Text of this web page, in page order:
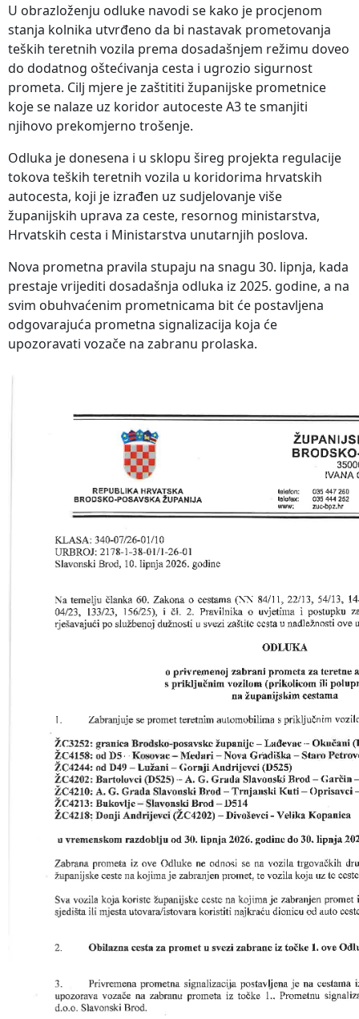
U obrazloženju odluke navodi se kako je procjenom
stanja kolnika utvrđeno da bi nastavak prometovanja
teških teretnih vozila prema dosadašnjem režimu doveo
do dodatnog oštećivanja cesta i ugrozio sigurnost
prometa. Cilj mjere je zaštititi županijske prometnice
koje se nalaze uz koridor autoceste A3 te smanjiti
njihovo prekomjerno trošenje.
Odluka je donesena i u sklopu šireg projekta regulacije
tokova teških teretnih vozila u koridorima hrvatskih
autocesta, koji je izrađen uz sudjelovanje više
županijskih uprava za ceste, resornog ministarstva,
Hrvatskih cesta i Ministarstva unutarnjih poslova.
Nova prometna pravila stupaju na snagu 30. lipnja, kada
prestaje vrijediti dosadašnja odluka iz 2025. godine, a na
svim obuhvaćenim prometnicama bit će postavljena
odgovarajuća prometna signalizacija koja će
upozoravati vozače na zabranu prolaska.